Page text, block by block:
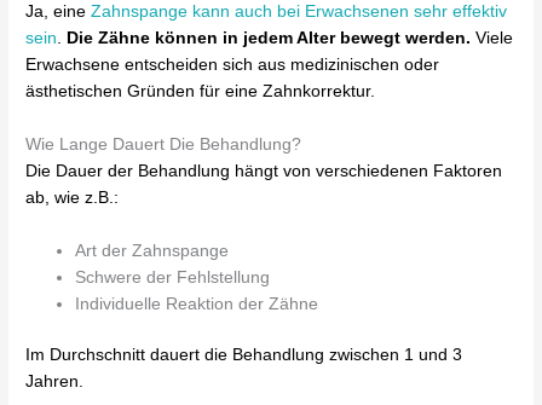
Ja, eineZahnspange kann auch bei Erwachsenen sehr effektiv
sein
Die Zähne können in jedem Alter bewegt werden. Viele
Erwachsene entscheiden sich aus medizinischen oder
ästhetischen Gründen für eine Zahnkorrektur.
Wie Lange Dauert Die Behandlung?
Die Dauer der Behandlung hängt von verschiedenen Faktoren
ab, wie z.B.:
Art der Zahnspange
Schwere der Fehlstellung
Individuelle Reaktion der Zähne
Im Durchschnitt dauert die Behandlung zwischen 1 und 3
Jahren.